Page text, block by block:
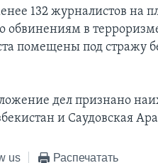
132 журналистов на
в
помещены под стражу
дел признано
и Саудовская
us Распечатать